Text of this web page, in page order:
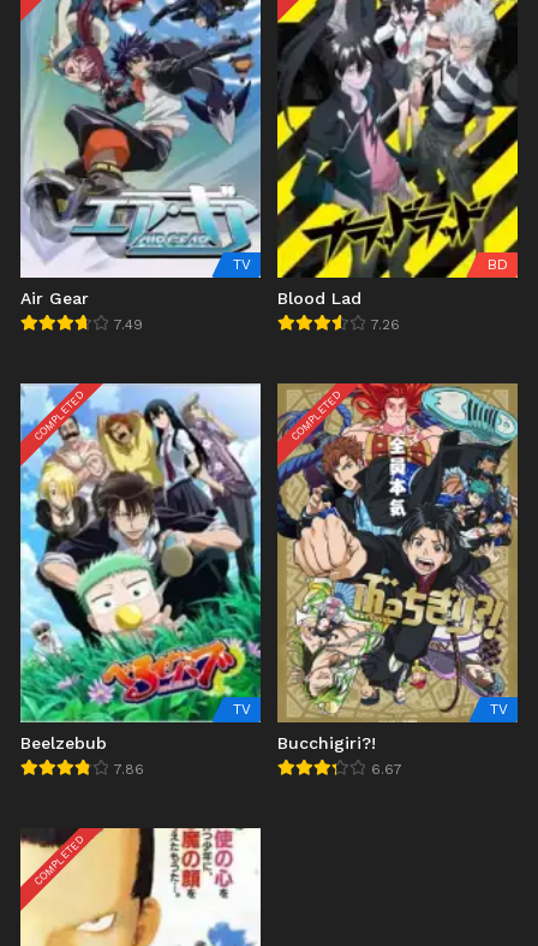
TV
Air Gear
7.49
BD
Blood Lad
7.26
COMPLETED
TV
Beelzebub
7.86
COMPLETED
TV
Bucchigiri?!
6.67
COMPLETED